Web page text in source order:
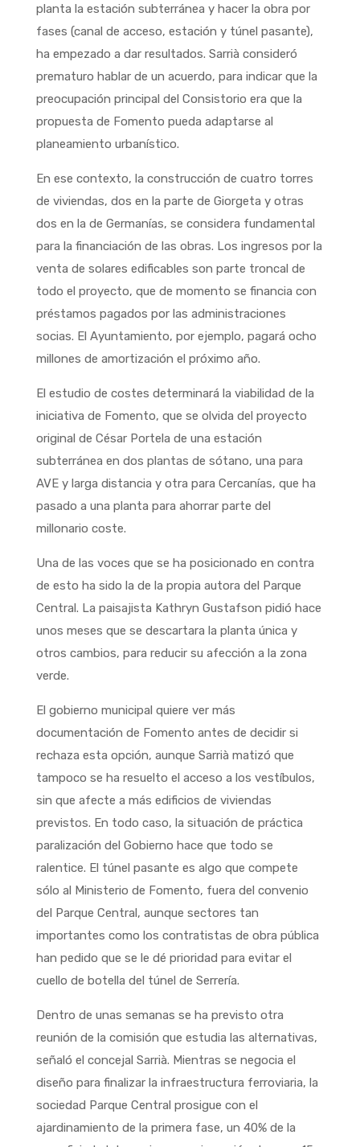
planta la estación subterránea y hacer la obra por
fases (canal de acceso, estación y túnel pasante),
ha empezado a dar resultados. Sarrià consideró
prematuro hablar de un acuerdo, para indicar que la
preocupación principal del Consistorio era que la
propuesta de Fomento pueda adaptarse al
planeamiento urbanístico.
En ese contexto, la construcción de cuatro torres
de viviendas, dos en la parte de Giorgeta y otras
dos en la de Germanías, se considera fundamental
para la financiación de las obras. Los ingresos por la
venta de solares edificables son parte troncal de
todo el proyecto, que de momento se financia con
préstamos pagados por las administraciones
socias. El Ayuntamiento, por ejemplo, pagará ocho
millones de amortización el próximo año.
El estudio de costes determinará la viabilidad de la
iniciativa de Fomento, que se olvida del proyecto
original de César Portela de una estación
subterránea en dos plantas de sótano, una para
AVE y larga distancia y otra para Cercanías, que ha
pasado a una planta para ahorrar parte del
millonario coste.
Una de las voces que se ha posicionado en contra
de esto ha sido la de la propia autora del Parque
Central. La paisajista Kathryn Gustafson pidió hace
unos meses que se descartara la planta única y
otros cambios, para reducir su afección a la zona
verde.
El gobierno municipal quiere ver más
documentación de Fomento antes de decidir si
rechaza esta opción, aunque Sarrià matizó que
tampoco se ha resuelto el acceso a los vestíbulos,
sin que afecte a más edificios de viviendas
previstos. En todo caso, la situación de práctica
paralización del Gobierno hace que todo se
ralentice. El túnel pasante es algo que compete
sólo al Ministerio de Fomento, fuera del convenio
del Parque Central, aunque sectores tan
importantes como los contratistas de obra pública
han pedido que se le dé prioridad para evitar el
cuello de botella del túnel de Serrería.
Dentro de unas semanas se ha previsto otra
reunión de la comisión que estudia las alternativas,
señaló el concejal Sarrià. Mientras se negocia el
diseño para finalizar la infraestructura ferroviaria, la
sociedad Parque Central prosigue con el
ajardinamiento de la primera fase, un 40% de la